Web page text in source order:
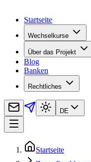
Startseite
Wechselkurse
Über das Projekt
Blog
Banken
Rechtliches
DE
Startseite